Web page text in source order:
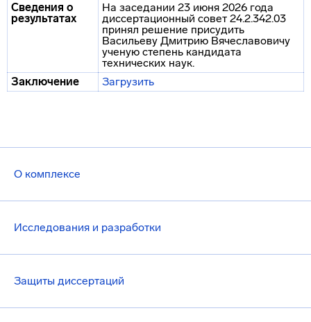
О комплексе
Исследования и разработки
Защиты диссертаций
Сведения о
результатах
На заседании 23 июня 2026 года
диссертационный совет 24.2.342.03
принял решение присудить
Васильеву Дмитрию Вячеславовичу
ученую степень кандидата
технических наук.
Заключение
Загрузить